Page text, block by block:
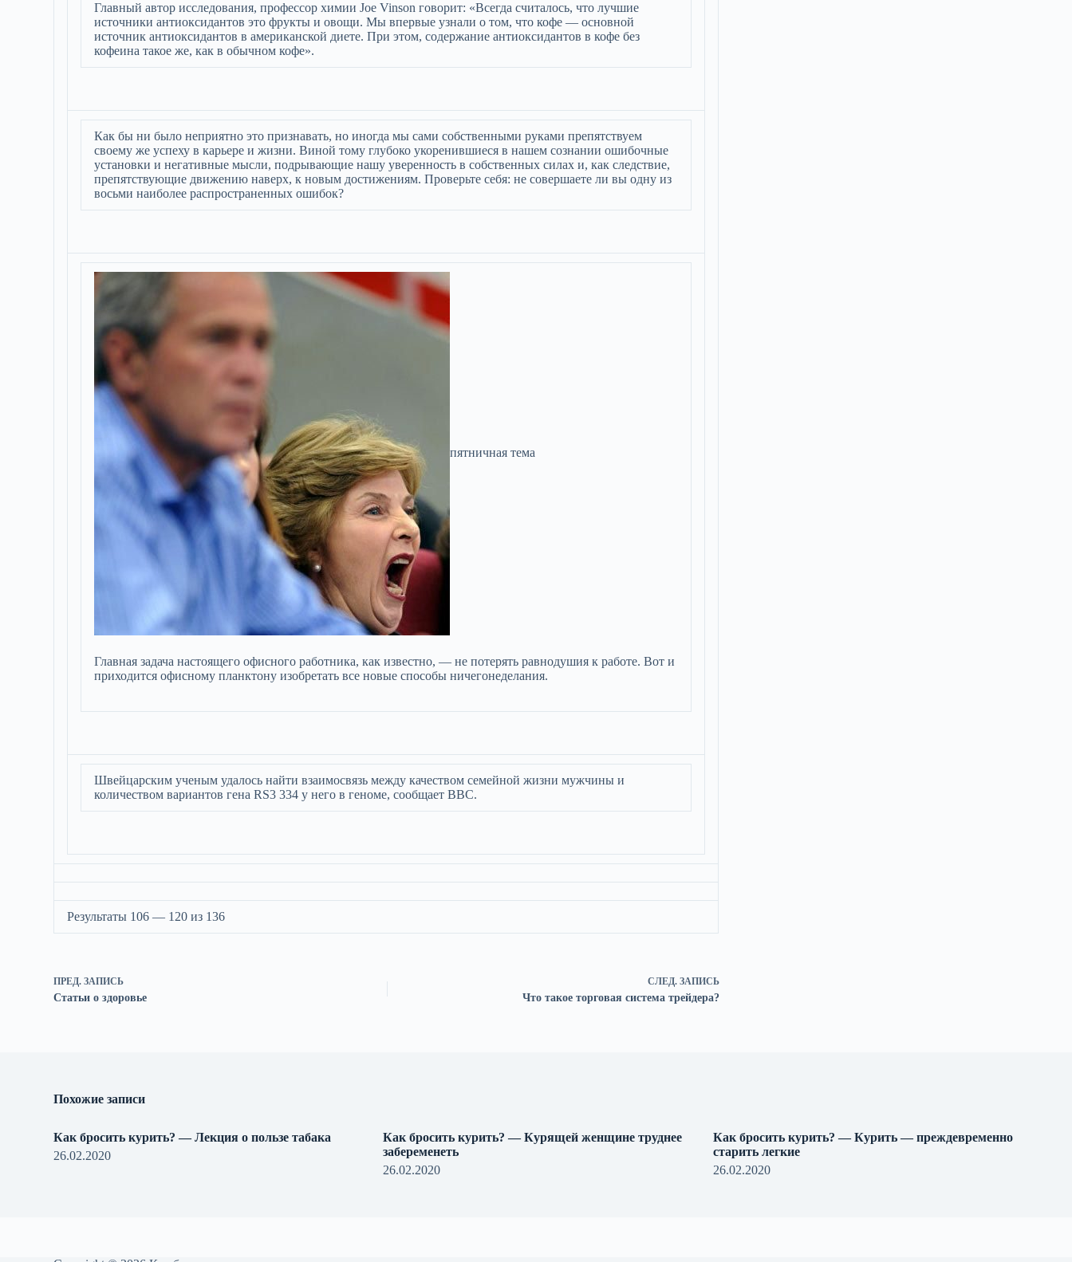
Главный автор исследования, профессор химии Joe Vinson говорит: «Всегда считалось, что лучшие
источники антиоксидантов это фрукты и овощи. Мы впервые узнали о том, что кофе — основной
источник антиоксидантов в американской диете. При этом, содержание антиоксидантов в кофе без
кофеина такое же, как в обычном кофе».
Как бы ни было неприятно это признавать, но иногда мы сами собственными руками препятствуем
своему же успеху в карьере и жизни. Виной тому глубоко укоренившиеся в нашем сознании ошибочные
установки и негативные мысли, подрывающие нашу уверенность в собственных силах и, как следствие,
препятствующие движению наверх, к новым достижениям. Проверьте себя: не совершаете ли вы одну из
восьми наиболее распространенных ошибок?
пятничная тема
Главная задача настоящего офисного работника, как известно, — не потерять равнодушия к работе. Вот и
приходится офисному планктону изобретать все новые способы ничегонеделания.
Швейцарским ученым удалось найти взаимосвязь между качеством семейной жизни мужчины и
количеством вариантов гена RS3 334 у него в геноме, сообщает ВВС.
Результаты 106 — 120 из 136
ПРЕД.ЗАПИСЬ
Статьи о здоровье
СЛЕД. ЗАПИСЬ
Что такое торговая система трейдера?
Похожие записи
Как бросить курить? — Лекция о пользе табака
26.02.2020
Как бросить курить? — Курящей женщине труднее
забеременеть
26.02.2020
Как бросить курить? — Курить — преждевременно
старить легкие
26.02.2020